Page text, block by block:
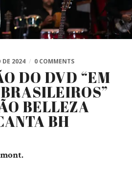
DE 2024 / 0 COMMENTS
DO DVD “EM
BELLEZA
BH